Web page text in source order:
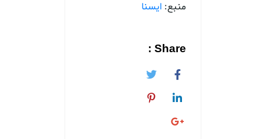
منبع: ایسنا
Share :